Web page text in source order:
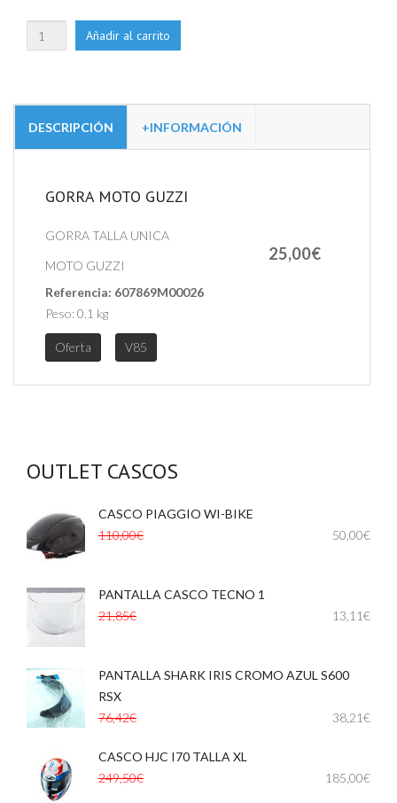
DESCRIPCIÓN +INFORMACIÓN
GORRA MOTO GUZZI
25,00€
Referencia: 607869M00026
GORRA TALLA UNICA
MOTO GUZZI
Peso:0.1 kg
Oferta V85
OUTLET CASCOS
CASCO PIAGGIO WI-BIKE
110,00€
50,00€
,
PANTALLA CASCO TECNO 1
21,85€
13,11€
PANTALLA SHARK IRIS CROMO AZUL S600
RSX
76,42€
38,21€
CASCO HJC I70 TALLA XL
249,50€
185,00€